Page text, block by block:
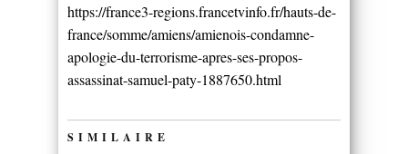
https://france3-regions.francetvinfo.fr/hauts-de-
france/somme/amiens/amienois-condamne-
apologie-du-terrorisme-apres-ses-propos-
assassinat-samuel-paty-1887650.html
SIMILAIRE